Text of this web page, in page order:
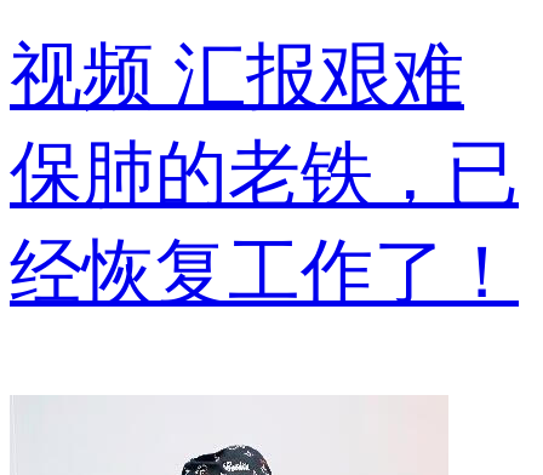
视频 汇报艰难
保肺的老铁，已
经恢复工作了！